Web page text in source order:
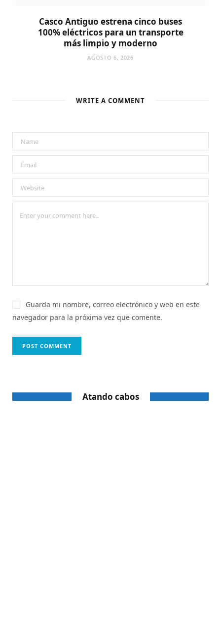
Casco Antiguo estrena cinco buses
100% eléctricos para un transporte
más limpio y moderno
AGOSTO 6, 2026
WRITE A COMMENT
Guarda mi nombre, correo electrónico y web en este
navegador para la próxima vez que comente.
Atando cabos